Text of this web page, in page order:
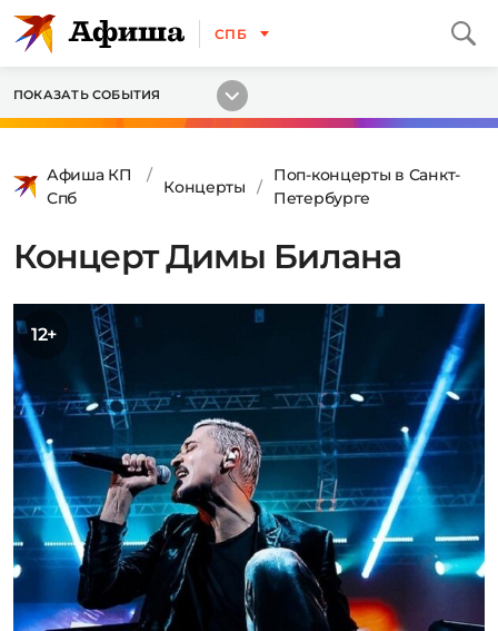
СПБ
ПОКАЗАТЬ СОБЫТИЯ
Афиша КП
Спб
Концерты
Поп-концерты в Санкт-
Петербурге
Концерт Димы Билана
12+